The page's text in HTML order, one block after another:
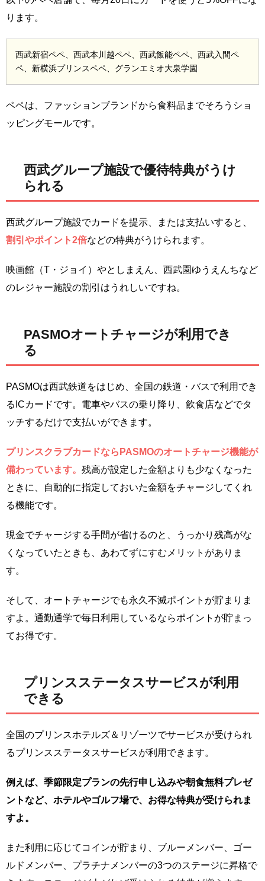
ります。
西武新宿ペペ、西武本川越ペペ、西武飯能ペペ、西武入間ペ
ペ、新横浜プリンスペペ、グランエミオ大泉学園
ペペは、ファッションブランドから食料品までそろうショ
ッピングモールです。
西武グループ施設で優待特典がうけ
られる
西武グループ施設でカードを提示、または支払いすると、
割引やポイント2倍などの特典がうけられます。
映画館（T・ジョイ）やとしまえん、西武園ゆうえんちなど
のレジャー施設の割引はうれしいですね。
PASMOオートチャージが利用でき
る
PASMOは西武鉄道をはじめ、全国の鉄道・バスで利用でき
るICカードです。電車やバスの乗り降り、飲食店などでタ
ッチするだけで支払いができます。
プリンスクラブカードならPASMOのオートチャージ機能が
備わっています。 残高が設定した金額よりも少なくなった
ときに、自動的に指定しておいた金額をチャージしてくれ
る機能です。
現金でチャージする手間が省けるのと、うっかり残高がな
くなっていたときも、あわてずにすむメリットがありま
す。
そして、オートチャージでも永久不滅ポイントが貯まりま
すよ。通勤通学で毎日利用しているならポイントが貯まっ
てお得です。
プリンスステータスサービスが利用
できる
全国のプリンスホテルズ＆リゾーツでサービスが受けられ
るプリンスステータスサービスが利用できます。
例えば、季節限定プランの先行申し込みや朝食無料プレゼ
ントなど、ホテルやゴルフ場で、お得な特典が受けられま
すよ。
また利用に応じてコインが貯まり、ブルーメンバー、ゴー
ルドメンバー、プラチナメンバーの3つのステージに昇格で